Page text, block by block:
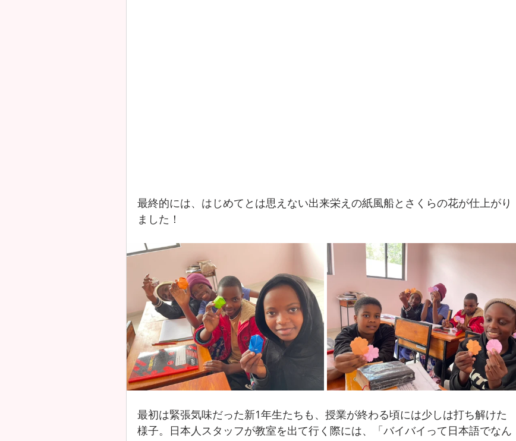
最終的には、はじめてとは思えない出来栄えの紙風船とさくらの花が仕上がり
ました！
最初は緊張気味だった新1年生たちも、授業が終わる頃には少しは打ち解けた
様子。日本人スタッフが教室を出て行く際には、「バイバイって日本語でなん